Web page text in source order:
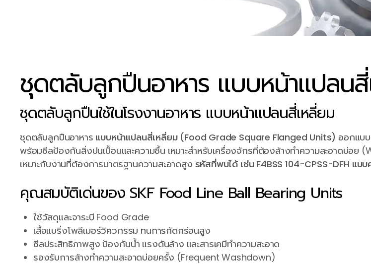
ชุดตลับลูกปืนอาหาร แบบหน้าแปลน
ชุดตลับลูกปืนใช้ในโรงงานอาหาร แบบหน้าแปลนสี่เหลี่ยม
ชุดตลับลูกปืนอาหาร แบบหน้าแปลนสี่เหลี่ยม (Food Grade Square Flanged Units) ออกแบ
พร้อมซีลป้องกันสิ่งปนเปื้อนและความชื้น เหมาะสำหรับเครื่องจักรที่ต้องล้างทำความสะอาดบ่อ
เหมาะกับงานที่ต้องการมาตรฐานความสะอาดสูง รหัสที่พบได้ เช่น F4BSS 104-CPSS-DFH แ
คุณสมบัติเด่นของ SKF Food Line Ball Bearing Units
ใช้วัสดุและจาระบี Food Grade
เสื้อแบริ่งโพลีเมอร์วิศวกรรม ทนการกัดกร่อนสูง
ซีลประสิทธิภาพสูง ป้องกันน้ำ แรงดันล้าง และสารเคมีทำความสะอาด
รองรับการล้างทำความสะอาดบ่อยครั้ง (Frequent Washdown)